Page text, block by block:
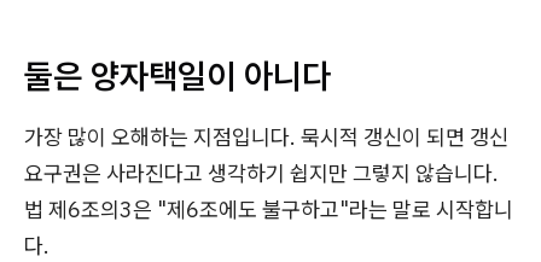
둘은 양자택일이 아니다
가장 많이 오해하는 지점입니다. 묵시적 갱신이 되면 갱신
요구권은 사라진다고 생각하기 쉽지만 그렇지 않습니다.
법 제6조의3은 "제6조에도 불구하고"라는 말로 시작합니
다.